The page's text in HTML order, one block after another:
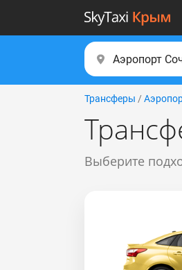
Трансферы /
Выберите